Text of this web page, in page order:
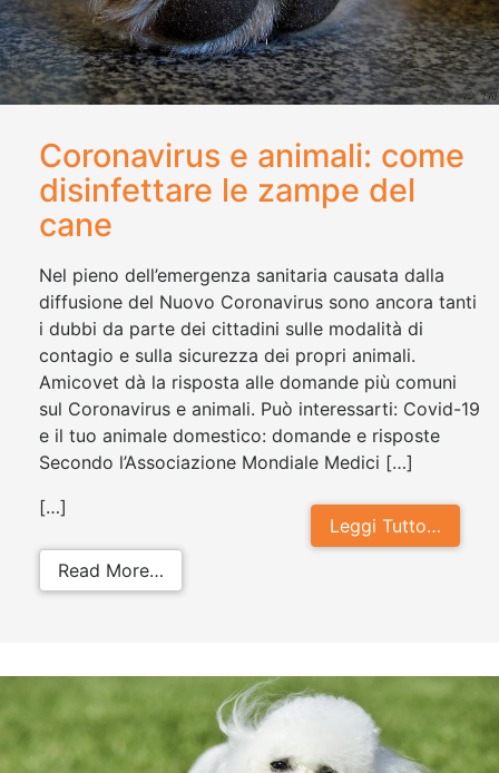
Coronavirus e animali: come
disinfettare le zampe del
cane
Nel pieno dell’emergenza sanitaria causata dalla
diffusione del Nuovo Coronavirus sono ancora tanti
i dubbi da parte dei cittadini sulle modalità di
contagio e sulla sicurezza dei propri animali.
Amicovet dà la risposta alle domande più comuni
sul Coronavirus e animali. Può interessarti: Covid-19
e il tuo animale domestico: domande e risposte
Secondo l’Associazione Mondiale Medici […]
Leggi Tutto…
[…]
Read More…